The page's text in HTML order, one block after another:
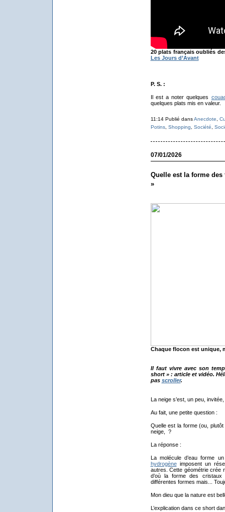
20 plats français oubliés
Les Jours d’Avant
P. S. :
Il est a noter quelques
quelques plats mis en valeur.
11:14 Publié dansAnecdote
Potins, Shopping Société
07/01/2026
Quelle est la forme
»
Chaque flocon est unique,
Il faut vivre avec son
short » : article et vidéo.
pas scroller.
La neige s’est, un peu,
Au fait, une petite question :
Quelle est la forme (ou,
neige, ?
La réponse :
La molécule d’eau forme
hydrogèneimposent un
autres. Cette géométrie crée
d’où la forme des
différentes formes mais...
Mon dieu que la nature est
L’explication dans ce short